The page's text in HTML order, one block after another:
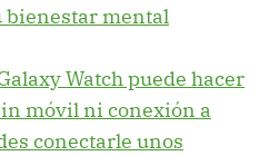
bienestar mental
Watch puede hacer
móvil ni conexión a
conectarle unos